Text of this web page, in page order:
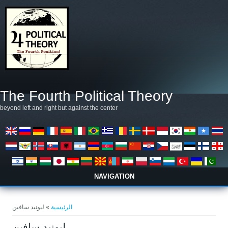
The Fourth Political Theory
beyond left and right but against the center
NAVIGATION
الرئيسية» ليونيد سافين